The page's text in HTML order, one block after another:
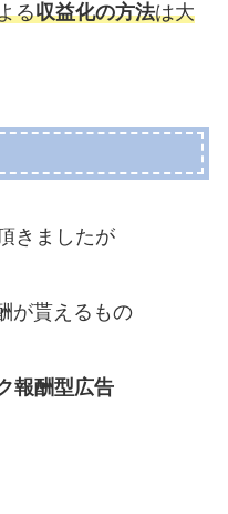
る収益化の方法は大
きましたが
が貰えるもの
報酬型広告